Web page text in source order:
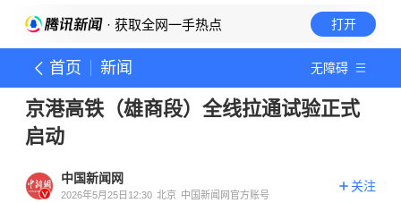
· 获取全网一手热点 打开
首页 新闻 无障碍
京港高铁（雄商段）全线拉通试验正式
启动
中国新闻网
2026年5月25日12:30 北京 中国新闻网官方账号
关注